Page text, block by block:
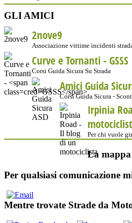
GLI AMICI
2nove9
Associazione vittime incidenti
Curve e Tornanti - GSSS
Corsi Guida Sicura Su Strada
Amici Guida
Corsi Guida Sicura -
Irpinia
Per chi vuole
La mappa
Per qualsiasi comunicazione
Mentre trovate Strade da